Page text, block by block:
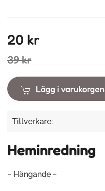
20 kr
39 kr
Lägg i varukorgen
Tillverkare:
Heminredning
~ Hängande ~